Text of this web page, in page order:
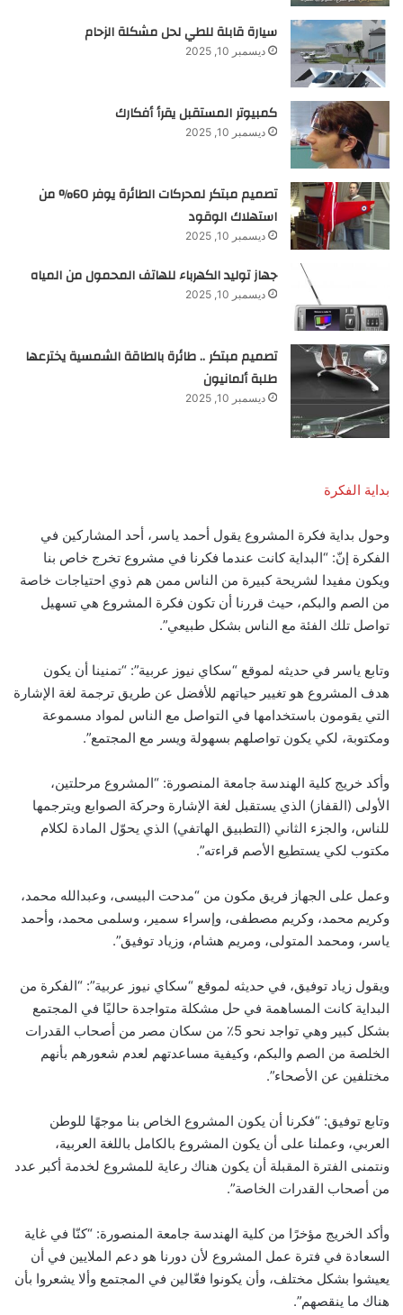
سيارة قابلة للطي لحل مشكلة الزحام
ديسمبر 10, 2025
كمبيوتر المستقبل يقرأ أفكارك
ديسمبر 10, 2025
تصميم مبتكر لمحركات الطائرة يوفر 60% من
استهلاك الوقود
ديسمبر 10, 2025
جهاز توليد الكهرباء للهاتف المحمول من المياه
ديسمبر 10, 2025
تصميم مبتكر .. طائرة بالطاقة الشمسية يخترعها
طلبة ألمانيون
ديسمبر 10, 2025
بداية الفكرة
وحول بداية فكرة المشروع يقول أحمد ياسر، أحد المشاركين في
الفكرة إنّ: “البداية كانت عندما فكرنا في مشروع تخرج خاص بنا
ويكون مفيدا لشريحة كبيرة من الناس ممن هم ذوي احتياجات خاصة
من الصم والبكم، حيث قررنا أن تكون فكرة المشروع هي تسهيل
تواصل تلك الفئة مع الناس بشكل طبيعي”.
وتابع ياسر في حديثه لموقع “سكاي نيوز عربية”: “تمنينا أن يكون
هدف المشروع هو تغيير حياتهم للأفضل عن طريق ترجمة لغة الإشارة
التي يقومون باستخدامها في التواصل مع الناس لمواد مسموعة
ومكتوبة، لكي يكون تواصلهم بسهولة ويسر مع المجتمع”.
وأكد خريج كلية الهندسة جامعة المنصورة: “المشروع مرحلتين،
الأولى (القفاز) الذي يستقبل لغة الإشارة وحركة الصوابع ويترجمها
للناس، والجزء الثاني (التطبيق الهاتفي) الذي يحوّل المادة لكلام
مكتوب لكي يستطيع الأصم قراءته”.
وعمل على الجهاز فريق مكون من “مدحت البيسى، وعبدالله محمد،
وكريم محمد، وكريم مصطفى، وإسراء سمير، وسلمى محمد، وأحمد
ياسر، ومحمد المتولى، ومريم هشام، وزياد توفيق”.
ويقول زياد توفيق، في حديثه لموقع “سكاي نيوز عربية”: “الفكرة من
البداية كانت المساهمة في حل مشكلة متواجدة حاليًا في المجتمع
بشكل كبير وهي تواجد نحو 5٪ من سكان مصر من أصحاب القدرات
الخلصة من الصم والبكم، وكيفية مساعدتهم لعدم شعورهم بأنهم
مختلفين عن الأصحاء”.
وتابع توفيق: “فكرنا أن يكون المشروع الخاص بنا موجهًا للوطن
العربي، وعملنا على أن يكون المشروع بالكامل باللغة العربية،
ونتمنى الفترة المقبلة أن يكون هناك رعاية للمشروع لخدمة أكبر عدد
من أصحاب القدرات الخاصة”.
وأكد الخريج مؤخرًا من كلية الهندسة جامعة المنصورة: “كنّا في غاية
السعادة في فترة عمل المشروع لأن دورنا هو دعم الملايين في أن
يعيشوا بشكل مختلف، وأن يكونوا فعّالين في المجتمع وألا يشعروا بأن
هناك ما ينقصهم”.